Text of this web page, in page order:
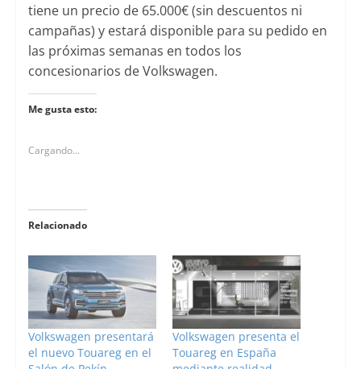
tiene un precio de 65.000€ (sin descuentos ni
campañas) y estará disponible para su pedido en
las próximas semanas en todos los
concesionarios de Volkswagen.
Me gusta esto:
Cargando...
Relacionado
Volkswagen presentará
el nuevo Touareg en el
Volkswagen presenta el
Touareg en España